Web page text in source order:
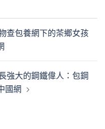
查包養網下的茶鄉女孩
強大的鋼鐵偉人：包鋼
國網